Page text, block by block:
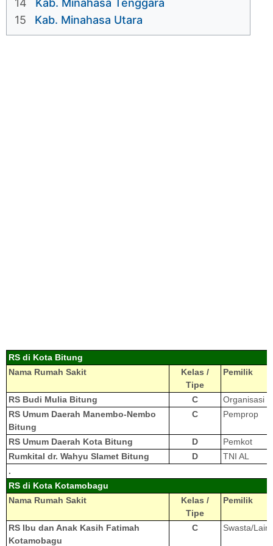
14
Kab. Minahasa Tenggara
15
Kab. Minahasa Utara
RS di Kota Bitung
Nama Rumah Sakit
Kelas /
Tipe
Pemilik
RS Budi Mulia Bitung C
Organisasi
RS Umum Daerah Manembo-Nembo
Bitung
C Pemprop
RS Umum Daerah Kota Bitung D
Pemkot
Rumkital dr. Wahyu Slamet Bitung
D
TNI AL
.
RS di Kota Kotamobagu
Nama Rumah Sakit
Kelas /
Tipe
Pemilik
RS Ibu dan Anak Kasih Fatimah
Kotamobagu
C Swasta/